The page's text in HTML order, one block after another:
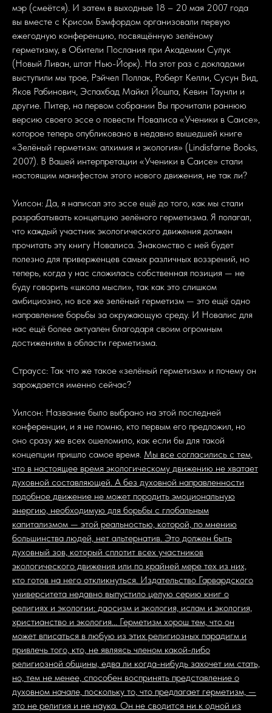
мэр (смеётся). И затем в выходные 18 – 20 мая 2007 года
вы вместе с Крисом Бэмфордом организовали первую
ежегодную конференцию, посвящённую зелёному
герметизму, в Обители Послания при Академии Сулук
(Новый Ливан, штат Нью-Йорк). На этот раз с докладами
выступили мы трое, Рэйчел Поллак, Роберт Келли, Сусун Вид,
Яков Рабинович, Эспахбад Майкл Йошпа, Кевин Таунли и
другие. Питер, на первом собрании Вы прочитали раннюю
версию своего эссе о повести Новалиса «Ученики в Саисе»,
которое теперь опубликовано в недавно вышедшей книге
«Зелёный герметизм: алхимия и экология» (Lindisfarne Books,
2007). В Вашей интерпретации «Ученики в Саисе» стали
настоящим манифестом этого нового движения, не так ли?
Уилсон: Да, я написал это эссе ещё до того, как мы стали
разрабатывать концепцию зелёного герметизма. Я полагал,
что каждый участник экологического движения должен
прочитать эту книгу Новалиса. Знакомство с ней будет
полезно для приверженцев самых различных воззрений, но
теперь, когда у нас сложилась собственная позиция — не
буду говорить «школа мысли», так как это слишком
амбициозно, но все же зелёный герметизм — это ещё одно
направление борьбы за окружающую среду. И Новалис для
нас ещё более актуален благодаря своим огромным
достижениям в области герметизма.
Страусс: Так что же такое «зелёный герметизм» и почему он
зарождается именно сейчас?
Уилсон: Название было выбрано на этой последней
конференции, и я не помню, кто первым его предложил, но
оно сразу же всех ошеломило, как если бы для такой
концепции пришло самое время. Мы все согласились с тем,
что в настоящее время экологическому движению не хватает
духовной составляющей. А без духовной направленности
подобное движение не может породить эмоциональную
энергию, необходимую для борьбы с глобальным
капитализмом — этой реальностью, которой, по мнению
большинства людей, нет альтернатив. Это должен быть
духовный зов, который сплотит всех участников
экологического движения или по крайней мере тех из них,
кто готов на него откликнуться. Издательство Гарвардского
университета недавно выпустило целую серию книг о
религиях и экологии: даосизм и экология, ислам и экология,
христианство и экология... Герметизм хорош тем, что он
может вписаться в любую из этих религиозных парадигм и
привлечь того, кто, не являясь членом какой-либо
религиозной общины, едва ли когда-нибудь захочет им стать,
но, тем не менее, способен воспринять представление о
духовном начале, поскольку то, что предлагает герметизм, —
это не религия и не наука. Он не сводится ни к одной из